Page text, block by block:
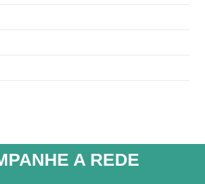
A REDE​